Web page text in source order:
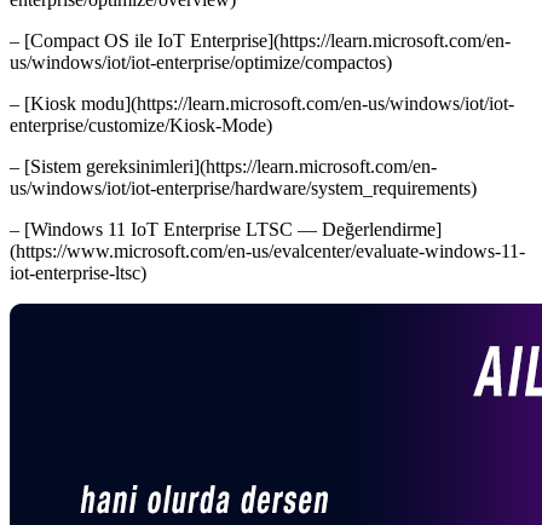
– [Compact OS ile IoT Enterprise](https://learn.microsoft.com/en-
us/windows/iot/iot-enterprise/optimize/compactos)
– [Kiosk modu](https://learn.microsoft.com/en-us/windows/iot/iot-
enterprise/customize/Kiosk-Mode)
– [Sistem gereksinimleri](https://learn.microsoft.com/en-
us/windows/iot/iot-enterprise/hardware/system_requirements)
– [Windows 11 IoT Enterprise LTSC — Değerlendirme]
(https://www.microsoft.com/en-us/evalcenter/evaluate-windows-11-
iot-enterprise-ltsc)